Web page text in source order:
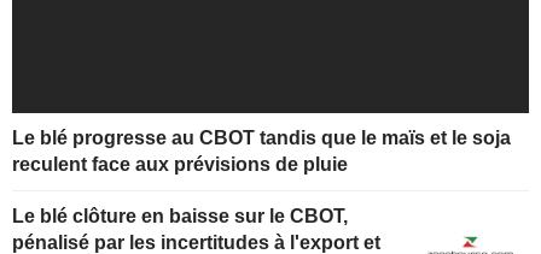
Le blé progresse au CBOT tandis que le maïs et le soja
reculent face aux prévisions de pluie
Le blé clôture en baisse sur le CBOT,
pénalisé par les incertitudes à l'export et